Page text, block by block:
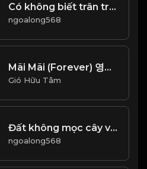
Có không biết trân trọng, mất rồi mới hối tiếc! & Đạo
ngoalong568
Mãi Mãi (Forever) 영원히사랑해 - Lam Trường (안재욱) Beat Chuẩn_1766654396787
Gió Hữu Tâm
Đất không mọc cây vô danh, trời không sinh người vô dụng! Đạo
ngoalong568